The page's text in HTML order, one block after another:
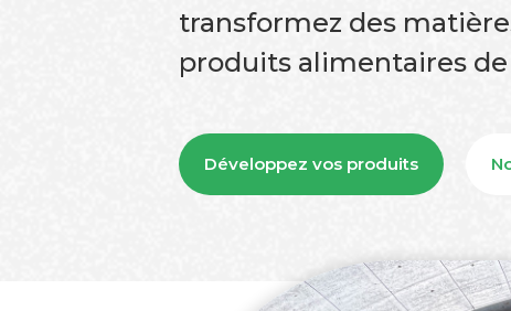
transformez des
produits alimentaires
Développez vos produits